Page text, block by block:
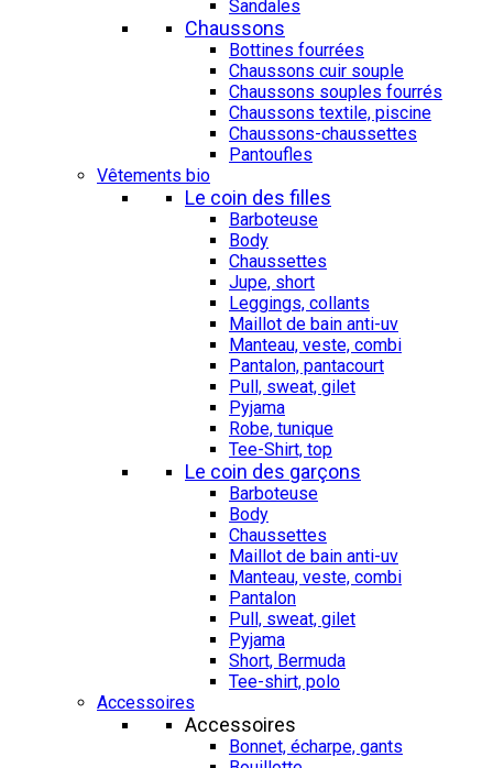
Sandales
Chaussons
Bottines fourrées
Chaussons cuir souple
Chaussons souples fourrés
Chaussons textile, piscine
Chaussons-chaussettes
Pantoufles
Vêtements bio
Le coin des filles
Barboteuse
Body
Chaussettes
Jupe, short
Leggings, collants
Maillot de bain anti-uv
Manteau, veste, combi
Pantalon, pantacourt
Pull, sweat, gilet
Pyjama
Robe, tunique
Tee-Shirt, top
Le coin des garçons
Barboteuse
Body
Chaussettes
Maillot de bain anti-uv
Manteau, veste, combi
Pantalon
Pull, sweat, gilet
Pyjama
Short, Bermuda
Tee-shirt, polo
Accessoires
Accessoires
Bonnet, écharpe, gants